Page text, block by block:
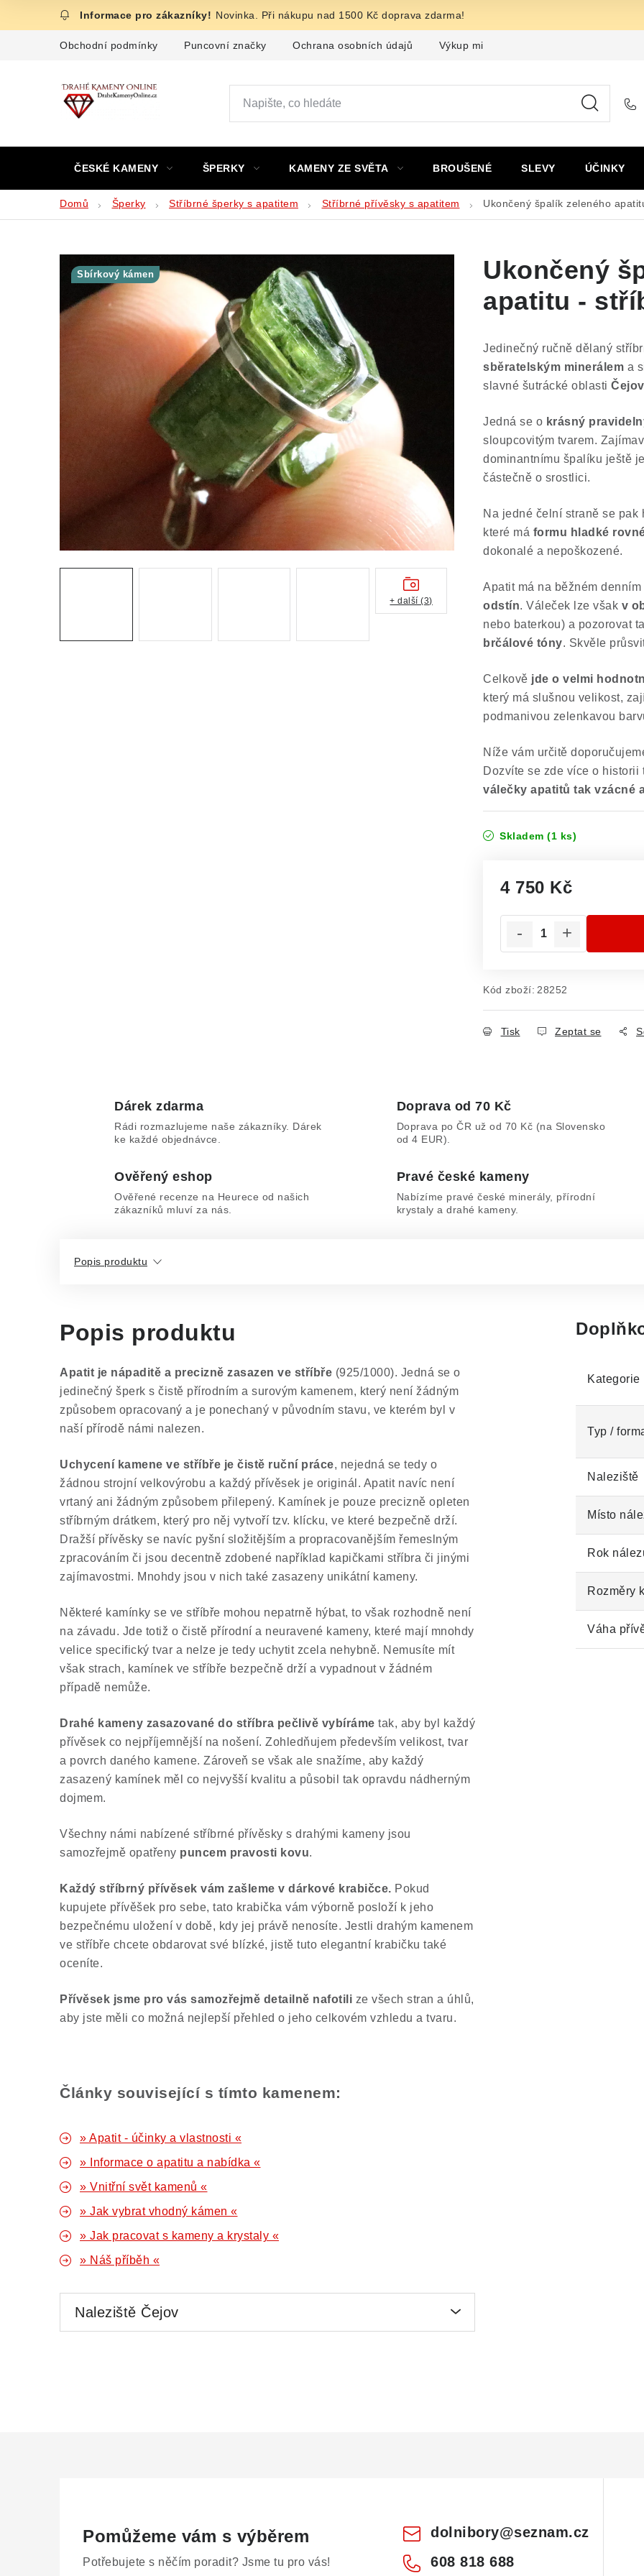
Novinka. Při nákupu nad 1500 Kč doprava zdarma!
Obchodní podmínky Puncovní značky Ochrana osobních údajů Výkup minerálů a drahých kamenů
ČESKÉ KAMENY ŠPERKY KAMENY ZE SVĚTA BROUŠENÉ SLEVY ÚČINKY
Domů Šperky Stříbrné šperky s apatitem Stříbrné přívěsky s apatitem Ukončený špalík zeleného
Ukončený
apatitu -
Jedinečný ručně dělaný
sběratelským minerálem a
slavné šutrácké oblasti Čejov
Jedná se o krásný
sloupcovitým tvarem.
dominantnímu špalíku ještě
částečně o srostlici.
Na jedné čelní straně se pak
které má formu hladké
dokonalé a nepoškozené.
Apatit má na běžném denním
odstín. Váleček lze však v
nebo baterkou) a pozorovat
brčálové tóny. Skvěle
Celkově jde o velmi
který má slušnou velikost,
podmanivou zelenkavou
Níže vám určitě
Dozvíte se zde více o historii
válečky apatitů tak vzácné
Skladem (1 ks)
4 750 Kč
Kód zboží: 28252
Tisk Zeptat se
Sbírkový kámen
+ další (3)
Dárek zdarma
Rádi rozmazlujeme naše zákazníky. Dárek
ke každé objednávce.
Doprava od 70 Kč
Doprava po ČR už od 70 Kč (na Slovensko
od 4 EUR).
Ověřený eshop
Ověřené recenze na Heurece od našich
zákazníků mluví za nás.
Pravé české kameny
Nabízíme pravé české minerály, přírodní
krystaly a drahé kameny.
Popis produktu
Popis produktu
Apatit je nápaditě a precizně zasazen ve stříbře (925/1000). Jedná se o
jedinečný šperk s čistě přírodním a surovým kamenem, který není žádným
způsobem opracovaný a je ponechaný v původním stavu, ve kterém byl v
naší přírodě námi nalezen.
Uchycení kamene ve stříbře je čistě ruční práce, nejedná se tedy o
žádnou strojní velkovýrobu a každý přívěsek je originál. Apatit navíc není
vrtaný ani žádným způsobem přilepený. Kamínek je pouze precizně opleten
stříbrným drátkem, který pro něj vytvoří tzv. klícku, ve které bezpečně drží.
Dražší přívěsky se navíc pyšní složitějším a propracovanějším řemeslným
zpracováním či jsou decentně zdobené například kapičkami stříbra či jinými
zajímavostmi. Mnohdy jsou v nich také zasazeny unikátní kameny.
Některé kamínky se ve stříbře mohou nepatrně hýbat, to však rozhodně není
na závadu. Jde totiž o čistě přírodní a neuravené kameny, které mají mnohdy
velice specifický tvar a nelze je tedy uchytit zcela nehybně. Nemusíte mít
však strach, kamínek ve stříbře bezpečně drží a vypadnout v žádném
případě nemůže.
Drahé kameny zasazované do stříbra pečlivě vybíráme tak, aby byl každý
přívěsek co nejpříjemnější na nošení. Zohledňujem především velikost, tvar
a povrch daného kamene. Zároveň se však ale snažíme, aby každý
zasazený kamínek měl co nejvyšší kvalitu a působil tak opravdu nádherným
dojmem.
Všechny námi nabízené stříbrné přívěsky s drahými kameny jsou
samozřejmě opatřeny puncem pravosti kovu.
Každý stříbrný přívěsek vám zašleme v dárkové krabičce. Pokud
kupujete přívěšek pro sebe, tato krabička vám výborně posloží k jeho
bezpečnému uložení v době, kdy jej právě nenosíte. Jestli drahým kamenem
ve stříbře chcete obdarovat své blízké, jistě tuto elegantní krabičku také
oceníte.
Přívěsek jsme pro vás samozřejmě detailně nafotili ze všech stran a úhlů,
aby jste měli co možná nejlepší přehled o jeho celkovém vzhledu a tvaru.
Články související s tímto kamenem:
» Apatit - účinky a vlastnosti «
» Informace o apatitu a nabídka «
» Vnitřní svět kamenů «
» Jak vybrat vhodný kámen «
» Jak pracovat s kameny a krystaly «
» Náš příběh «
Naleziště Čejov
Kategorie
Typ /
Naleziště
Místo
Rok
Rozměry
Váha
Pomůžeme vám s výběrem
Potřebujete s něčím poradit? Jsme tu pro vás!
dolnibory@seznam.cz
608 818 688